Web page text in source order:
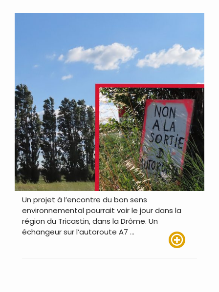
Un projet à l’encontre du bon sens
environnemental pourrait voir le jour dans la
région du Tricastin, dans la Drôme. Un
échangeur sur l’autoroute A7 …